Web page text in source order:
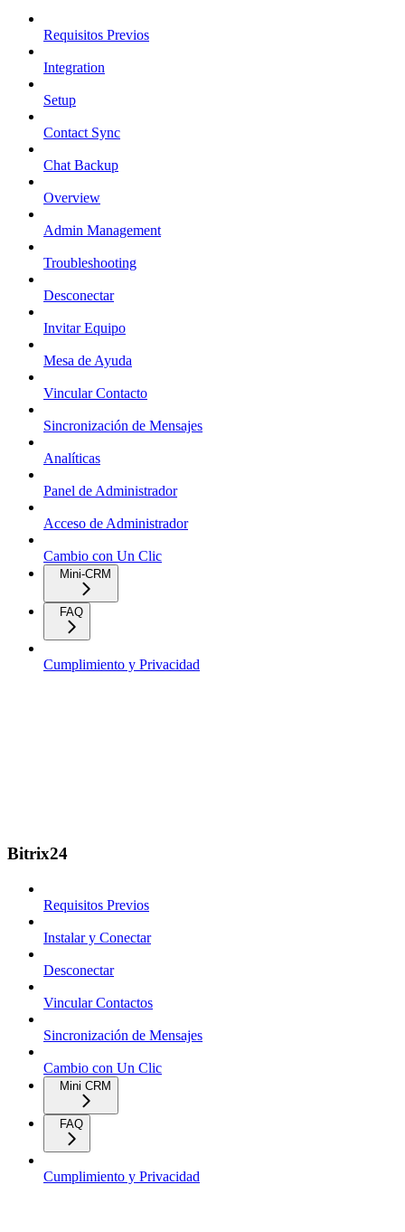
Requisitos Previos
Integration
Setup
Contact Sync
Chat Backup
Overview
Admin Management
Troubleshooting
Desconectar
Invitar Equipo
Mesa de Ayuda
Vincular Contacto
Sincronización de Mensajes
Analíticas
Panel de Administrador
Acceso de Administrador
Cambio con Un Clic
Mini-CRM
FAQ
Cumplimiento y Privacidad
Bitrix24
Requisitos Previos
Instalar y Conectar
Desconectar
Vincular Contactos
Sincronización de Mensajes
Cambio con Un Clic
Mini CRM
FAQ
Cumplimiento y Privacidad